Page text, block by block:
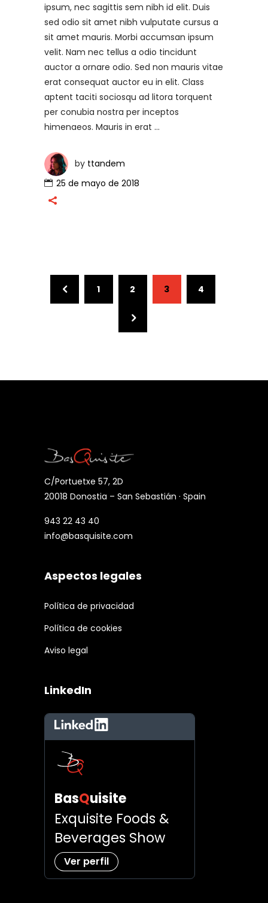
ipsum, nec sagittis sem nibh id elit. Duis
sed odio sit amet nibh vulputate cursus a
sit amet mauris. Morbi accumsan ipsum
velit. Nam nec tellus a odio tincidunt
auctor a ornare odio. Sed non mauris vitae
erat consequat auctor eu in elit. Class
aptent taciti sociosqu ad litora torquent
per conubia nostra per inceptos
himenaeos. Mauris in erat
by ttandem
25 de mayo de 2018
1 2 3 4
C/Portuetxe 57, 2D
20018 Donostia – San Sebastián · Spain
943 22 43 40
info@basquisite.com
Aspectos legales
Política de privacidad
Política de cookies
Aviso legal
LinkedIn
LinkedIn
BasQuisite
Exquisite Foods &
Beverages Show
Ver perfil